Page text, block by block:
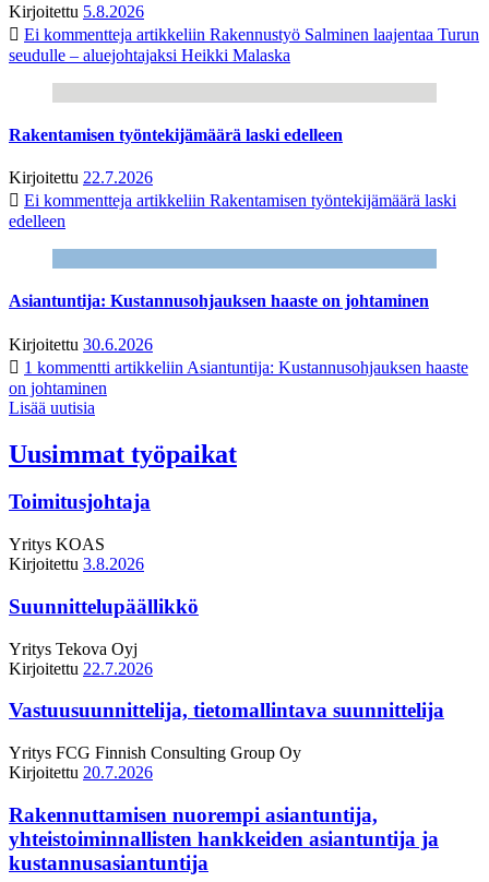
Kirjoitettu 5.8.2026
Ei kommentteja artikkeliin Rakennustyö Salminen laajentaa Turun
seudulle – aluejohtajaksi Heikki Malaska
Rakentamisen työntekijämäärä laski edelleen
Kirjoitettu 22.7.2026
Ei kommentteja artikkeliin Rakentamisen työntekijämäärä laski
edelleen
Asiantuntija: Kustannusohjauksen haaste on johtaminen
Kirjoitettu 30.6.2026
1 kommentti artikkeliin Asiantuntija: Kustannusohjauksen haaste
on johtaminen
Lisää uutisia
Uusimmat työpaikat
Toimitusjohtaja
Yritys KOAS
Kirjoitettu 3.8.2026
Suunnittelupäällikkö
Yritys Tekova Oyj
Kirjoitettu 22.7.2026
Vastuusuunnittelija, tietomallintava suunnittelija
Yritys FCG Finnish Consulting Group Oy
Kirjoitettu 20.7.2026
Rakennuttamisen nuorempi asiantuntija,
yhteistoiminnallisten hankkeiden asiantuntija ja
kustannusasiantuntija